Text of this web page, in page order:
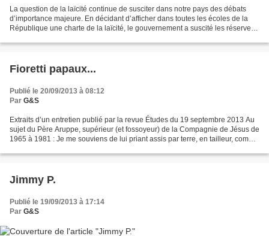
La question de la laïcité continue de susciter dans notre pays des débats
d’importance majeure. En décidant d’afficher dans toutes les écoles de la
République une charte de la laïcité, le gouvernement a suscité les réserves
Fioretti papaux...
Publié le 20/09/2013 à 08:12
Par G&S
Extraits d’un entretien publié par la revue Études du 19 septembre 2013 Au
sujet du Père Aruppe, supérieur (et fossoyeur) de la Compagnie de Jésus de
1965 à 1981 : Je me souviens de lui priant assis par terre, en tailleur, comme
Jimmy P.
Publié le 19/09/2013 à 17:14
Par G&S